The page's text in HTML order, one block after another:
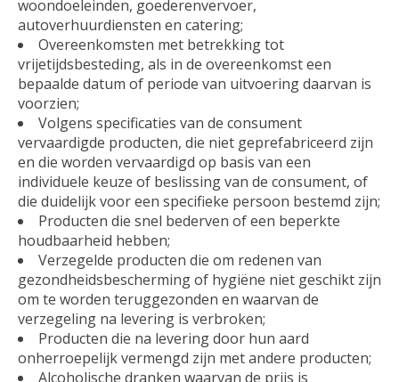
woondoeleinden, goederenvervoer,
autoverhuurdiensten en catering;
Overeenkomsten met betrekking tot
vrijetijdsbesteding, als in de overeenkomst een
bepaalde datum of periode van uitvoering daarvan is
voorzien;
Volgens specificaties van de consument
vervaardigde producten, die niet geprefabriceerd zijn
en die worden vervaardigd op basis van een
individuele keuze of beslissing van de consument, of
die duidelijk voor een specifieke persoon bestemd zijn;
Producten die snel bederven of een beperkte
houdbaarheid hebben;
Verzegelde producten die om redenen van
gezondheidsbescherming of hygiëne niet geschikt zijn
om te worden teruggezonden en waarvan de
verzegeling na levering is verbroken;
Producten die na levering door hun aard
onherroepelijk vermengd zijn met andere producten;
Alcoholische dranken waarvan de prijs is